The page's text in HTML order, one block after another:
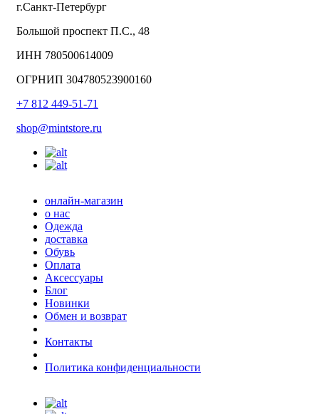
г.Санкт-Петербург
Большой проспект П.С., 48
ИНН 780500614009
ОГРНИП 304780523900160
+7 812 449-51-71
shop@mintstore.ru
онлайн-магазин
о нас
Одежда
доставка
Обувь
Оплата
Аксессуары
Блог
Новинки
Обмен и возврат
Контакты
Политика конфиденциальности